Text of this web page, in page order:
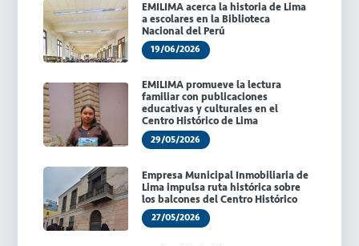
EMILIMA acerca la historia de Lima
a escolares en la Biblioteca
Nacional del Perú
19/06/2026
EMILIMA promueve la lectura
familiar con publicaciones
educativas y culturales en el
Centro Histórico de Lima
29/05/2026
Empresa Municipal Inmobiliaria de
Lima impulsa ruta histórica sobre
los balcones del Centro Histórico
27/05/2026